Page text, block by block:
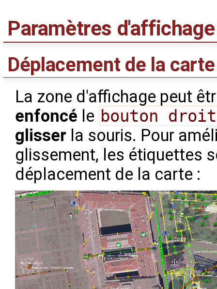
Paramètres
Déplacement de la carte
La zone d'affichage peut
enfoncé le bouton
glisser la souris. Pour
glissement, les étiquettes
déplacement de la carte :